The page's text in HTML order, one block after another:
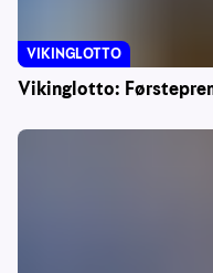
Vikinglotto:
VIKINGLOTTO